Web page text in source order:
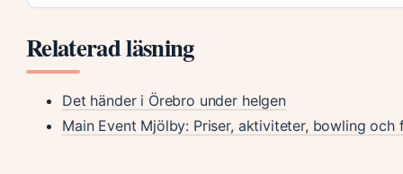
Relaterad läsning
Det händer i Örebro under helgen
Main Event Mjölby: Priser, aktiviteter, bowling och